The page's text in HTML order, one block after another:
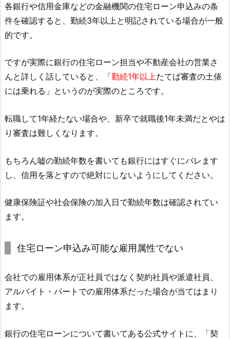
各銀行や信用金庫などの金融機関の住宅ローン申込みの条
件を確認すると、勤続3年以上と明記されている場合が一般
的です。
ですが実際に銀行の住宅ローン担当や不動産会社の営業さ
んと詳しく話していると、「勤続1年以上たてば審査の土俵
には乗れる」というのが実際のところです。
転職して1年経たない場合や、新卒で就職後1年未満だとやは
り審査は難しくなります。
もちろん嘘の勤続年数を書いても銀行にはすぐにバレます
し、信用を落とすので絶対にしないようにしてください。
健康保険証や社会保険の加入日で勤続年数は確認されてい
ます。
住宅ローン申込み可能な雇用属性でない
会社での雇用体系が正社員ではなく契約社員や派遣社員、
アルバイト・パートでの雇用体系だった場合が当てはまり
ます。
銀行の住宅ローンについて書いてある公式サイトに、「契